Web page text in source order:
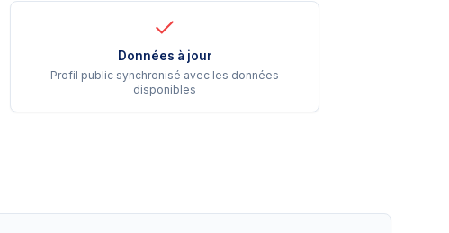
Données à jour
Profil public synchronisé avec les données
disponibles